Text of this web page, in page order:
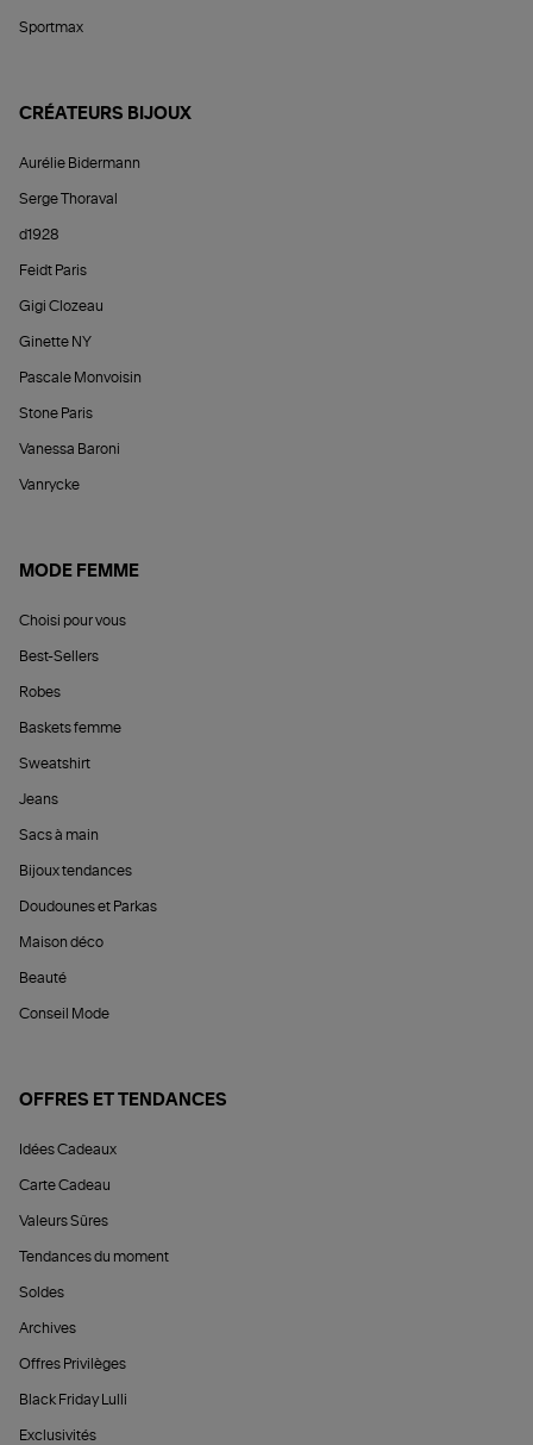
Sportmax
CRÉATEURS BIJOUX
Aurélie Bidermann
Serge Thoraval
d1928
Feidt Paris
Gigi Clozeau
Ginette NY
Pascale Monvoisin
Stone Paris
Vanessa Baroni
Vanrycke
MODE FEMME
Choisi pour vous
Best-Sellers
Robes
Baskets femme
Sweatshirt
Jeans
Sacs à main
Bijoux tendances
Doudounes et Parkas
Maison déco
Beauté
Conseil Mode
OFFRES ET TENDANCES
Idées Cadeaux
Carte Cadeau
Valeurs Sûres
Tendances du moment
Soldes
Archives
Offres Privilèges
Black Friday Lulli
Exclusivités